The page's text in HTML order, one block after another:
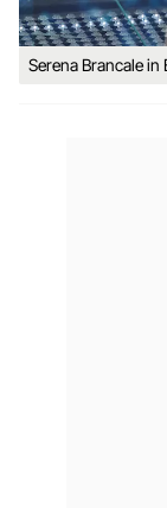
Serena Brancale in